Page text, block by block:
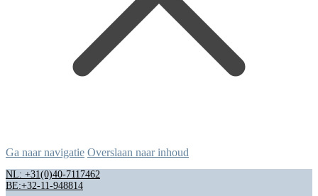
Ga naar navigatie Overslaan naar inhoud
NL: +31(0)40-7117462
BE:+32-11-948814